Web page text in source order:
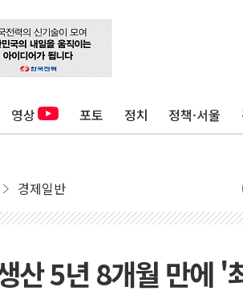
영상 포토 정치 정책·서울
경제일반
산 5년 8개월 만에